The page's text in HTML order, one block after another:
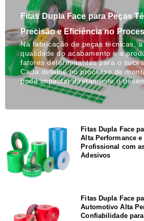
Fitas Dupla Face para Peças
Precisão e Eficiência no
Na fabricação de peças técnicas,
qualidade do acabamento e a
fatores determinantes para o
Cada detalhe no processo de
pode impactar diretamente o
Fitas Dupla Face
Alta Performance e
Profissional com
Adesivos
Fitas Dupla Face
Automotivo Alta
Confiabilidade